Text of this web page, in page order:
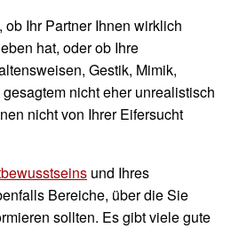
Ihr Partner Ihnen wirklich
hat, oder ob Ihre
Gestik, Mimik,
nicht eher unrealistisch
nicht von Ihrer Eifersucht
und Ihres
Bereiche, über die Sie
sollten. Es gibt viele gute